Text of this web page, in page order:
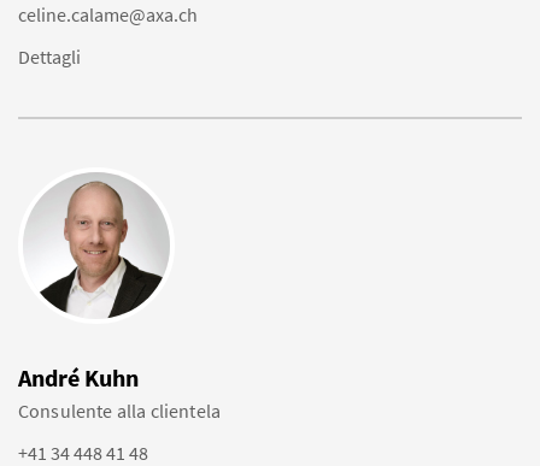
celine.calame@axa.ch
Dettagli
André Kuhn
Consulente alla clientela
+41 34 448 41 48